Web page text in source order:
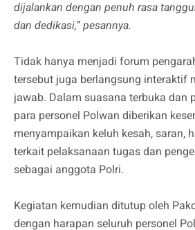
dijalankan dengan penuh rasa
dan dedikasi,” pesannya.
Tidak hanya menjadi forum
tersebut juga berlangsung interaktif
jawab. Dalam suasana terbuka dan
para personel Polwan diberikan
menyampaikan keluh kesah, saran,
terkait pelaksanaan tugas dan
sebagai anggota Polri.
Kegiatan kemudian ditutup oleh
dengan harapan seluruh personel